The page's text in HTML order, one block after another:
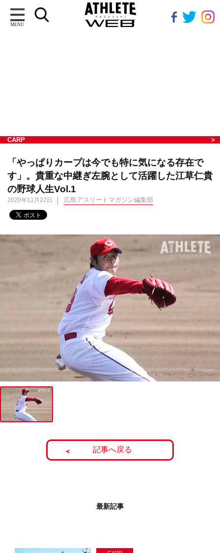
MENU
CARP
「やっぱりカープは今でも特に気になる存在で
す」。貴重な中継ぎ左腕として活躍した江草仁貴
の野球人生Vol.1
2020年11月22日 広島アスリートマガジン編集部
記事へ戻る
最新記事